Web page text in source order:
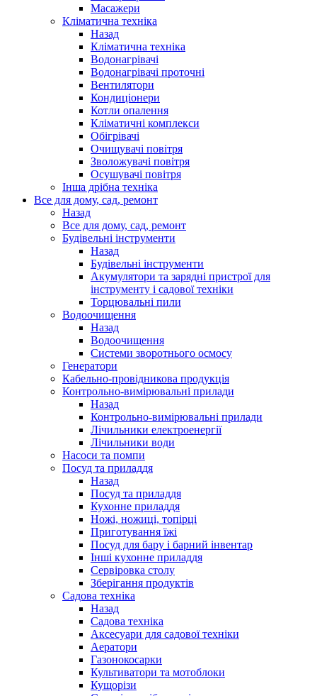
Масажери
Кліматична техніка
Назад
Кліматична техніка
Водонагрівачі
Водонагрівачі проточні
Вентилятори
Кондиціонери
Котли опалення
Кліматичні комплекси
Обігрівачі
Очищувачі повітря
Зволожувачі повітря
Осушувачі повітря
Інша дрібна техніка
Все для дому, сад, ремонт
Назад
Все для дому, сад, ремонт
Будівельні інструменти
Назад
Будівельні інструменти
Акумулятори та зарядні пристрої для
інструменту і садової техніки
Торцювальні пили
Водоочищення
Назад
Водоочищення
Системи зворотнього осмосу
Генератори
Кабельно-провідникова продукція
Контрольно-вимірювальні прилади
Назад
Контрольно-вимірювальні прилади
Лічильники електроенергії
Лічильники води
Насоси та помпи
Посуд та приладдя
Назад
Посуд та приладдя
Кухонне приладдя
Ножі, ножиці, топірці
Приготування їжі
Посуд для бару і барний інвентар
Інші кухонне приладдя
Сервіровка столу
Зберігання продуктів
Садова техніка
Назад
Садова техніка
Аксесуари для садової техніки
Аератори
Газонокосарки
Культиватори та мотоблоки
Кущорізи